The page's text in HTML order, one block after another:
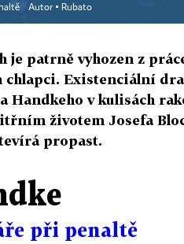
Autor ▪ Rubato
je patrně vyhozen z
Existenciální
Handkeho v kulisách
životem Josefa
propast.
při penaltě